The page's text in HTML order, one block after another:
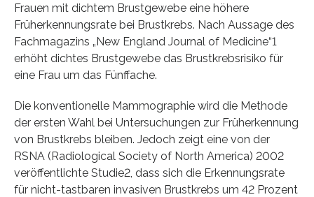
Frauen mit dichtem Brustgewebe eine höhere
Früherkennungsrate bei Brustkrebs. Nach Aussage des
Fachmagazins „New England Journal of Medicine“1
erhöht dichtes Brustgewebe das Brustkrebsrisiko für
eine Frau um das Fünffache.
Die konventionelle Mammographie wird die Methode
der ersten Wahl bei Untersuchungen zur Früherkennung
von Brustkrebs bleiben. Jedoch zeigt eine von der
RSNA (Radiological Society of North America) 2002
veröffentlichte Studie2, dass sich die Erkennungsrate
für nicht-tastbaren invasiven Brustkrebs um 42 Prozent